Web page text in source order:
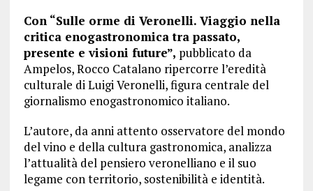
Con “Sulle orme di Veronelli. Viaggio nella
critica enogastronomica tra passato,
presente e visioni future”, pubblicato da
Ampelos, Rocco Catalano ripercorre l’eredità
culturale di Luigi Veronelli, figura centrale del
giornalismo enogastronomico italiano.
L’autore, da anni attento osservatore del mondo
del vino e della cultura gastronomica, analizza
l’attualità del pensiero veronelliano e il suo
legame con territorio, sostenibilità e identità.